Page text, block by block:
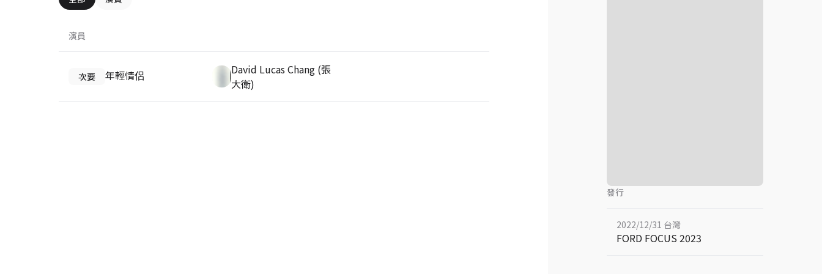
演員
次要 年輕情侶
David Lucas Chang (張
大衛)
發行
2022/12/31 台灣
FORD FOCUS 2023